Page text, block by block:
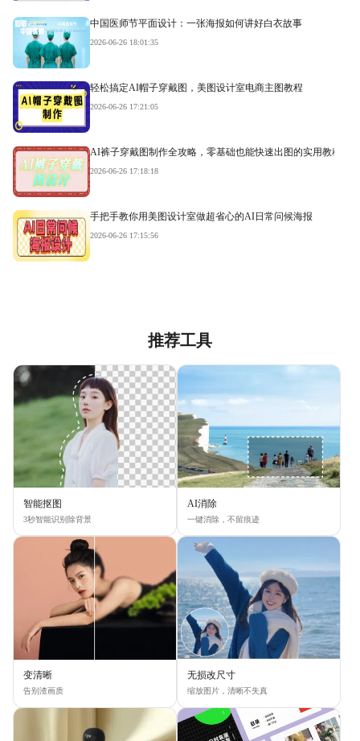
中国医师节平面设计：一张海报如何讲好白衣故事
2026-06-26 18:01:35
轻松搞定AI帽子穿戴图，美图设计室电商主图教程
2026-06-26 17:21:05
AI裤子穿戴图制作全攻略，零基础也能快速出图的实用教程
2026-06-26 17:18:18
手把手教你用美图设计室做超省心的AI日常问候海报
2026-06-26 17:15:56
推荐工具
智能抠图
3秒智能识别除背景
AI消除
一键消除，不留痕迹
变清晰
告别渣画质
无损改尺寸
缩放图片，清晰不失真